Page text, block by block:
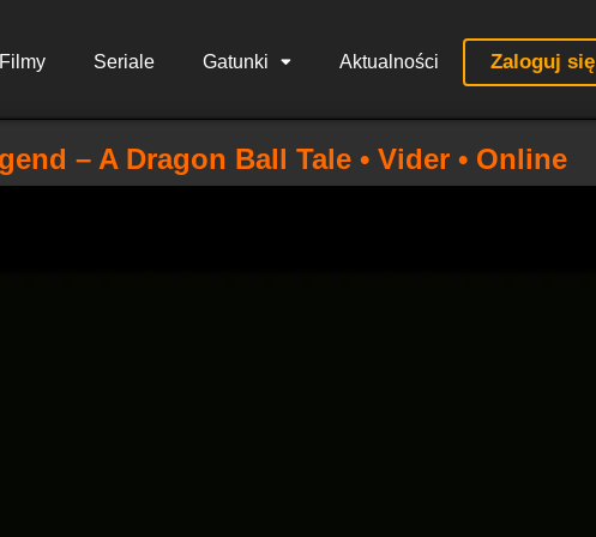
Seriale Gatunki Aktualności Zaloguj się
– A Dragon Ball Tale • Vider • Online